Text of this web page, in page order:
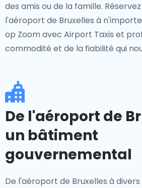
des amis ou de la famille.
l'aéroport de Bruxelles à
op Zoom avec Airport Taxis et
commodité et de la fiabilité qui
De l'aéroport de
un bâtiment
gouvernemental
De l'aéroport de Bruxelles à